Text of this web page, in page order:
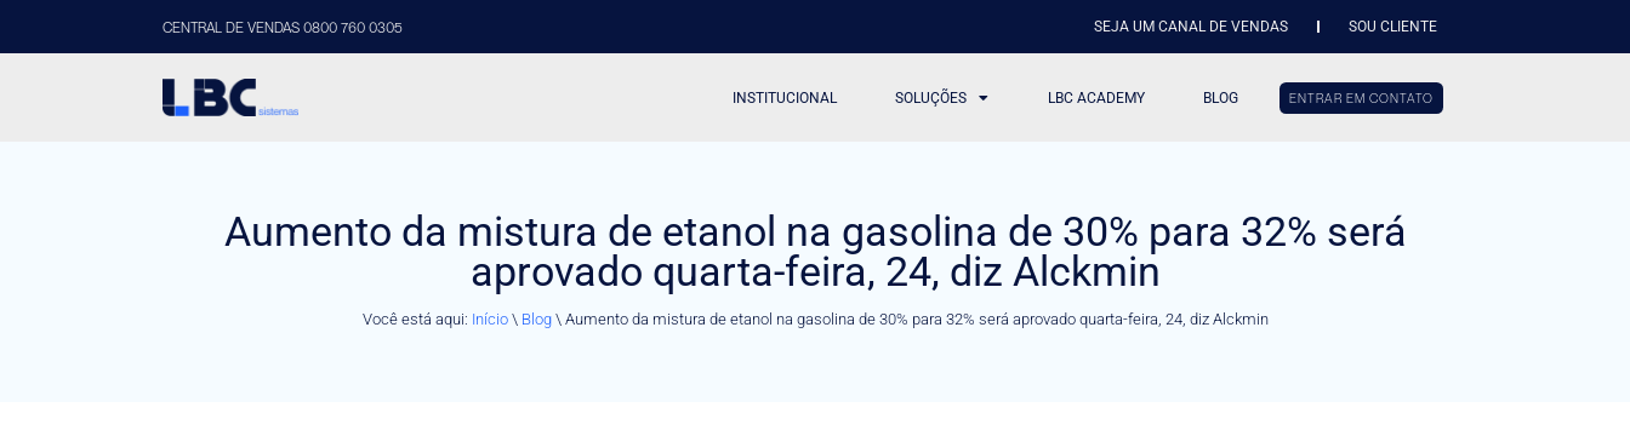
CENTRAL DE VENDAS 0800 760 0305 SEJA UM CANAL DE VENDAS SOU CLIENTE
INSTITUCIONAL SOLUÇÕES LBC ACADEMY BLOG ENTRAR EM CONTATO
Aumento da mistura de etanol na gasolina de 30% para 32% será
aprovado quarta-feira, 24, diz Alckmin
Você está aqui: Início\ Blog\ Aumento da mistura de etanol na gasolina de 30% para 32% será aprovado quarta-feira, 24, diz Alckmin